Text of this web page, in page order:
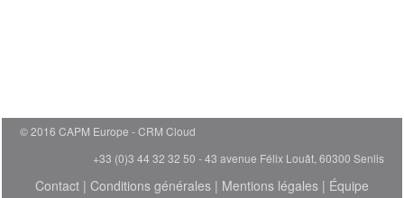
© 2016 CAPM Europe
CRM Cloud
+33 (0)3 44 32 32 50 - 43 avenue Félix Louât, 60300 Senlis
Contact | Conditions générales | Mentions légales | Équipe